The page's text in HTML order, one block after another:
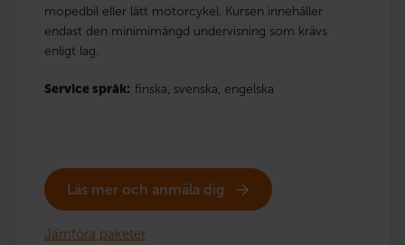
mopedbil eller lätt motorcykel. Kursen innehåller
endast den minimimängd undervisning som krävs
enligt lag.
Service språk: finska, svenska, engelska
Läs mer och anmäla dig
Jämföra paketer